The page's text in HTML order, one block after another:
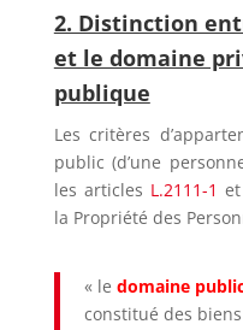
2. Distinction
et le domaine
publique
Les critères
public (d’une
les articles L.2111-1 et
la Propriété des
« le domaine
constitué des